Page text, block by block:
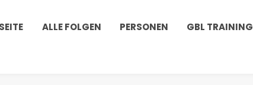
ALLE FOLGEN PERSONEN GBL TRAINING